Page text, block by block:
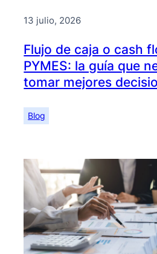
13 julio, 2026
Flujo de caja o cash
PYMES: la guía que
tomar mejores
Blog